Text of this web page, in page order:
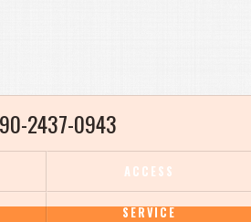
2437-0943
ACCESS
SERVICE